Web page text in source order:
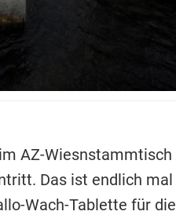
AZ-Wiesnstammtisch
Das ist endlich mal
Wach-Tablette für die